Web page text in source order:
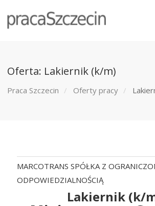
Oferta: Lakiernik (k/m)
Praca Szczecin Oferty pracy
MARCOTRANS SPÓŁKA Z
ODPOWIEDZIALNOŚCIĄ
Lakiernik (k/